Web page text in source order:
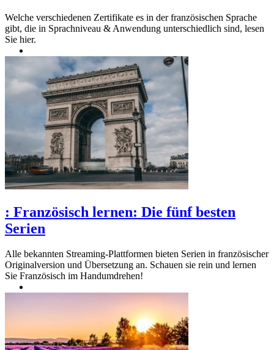
Welche verschiedenen Zertifikate es in der französischen Sprache
gibt, die in Sprachniveau & Anwendung unterschiedlich sind, lesen
Sie hier.
: Französisch lernen: Die fünf besten
Serien
Alle bekannten Streaming-Plattformen bieten Serien in französischer
Originalversion und Übersetzung an. Schauen sie rein und lernen
Sie Französisch im Handumdrehen!